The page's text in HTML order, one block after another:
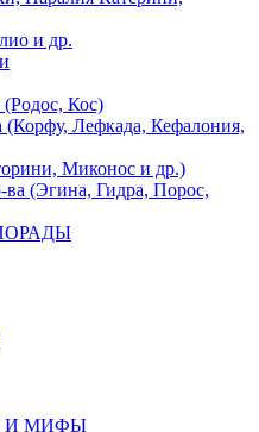
и др.
Кос)
Лефкада, Кефалония,
Миконос и др.)
(Эгина, Гидра, Порос,
И МИФЫ